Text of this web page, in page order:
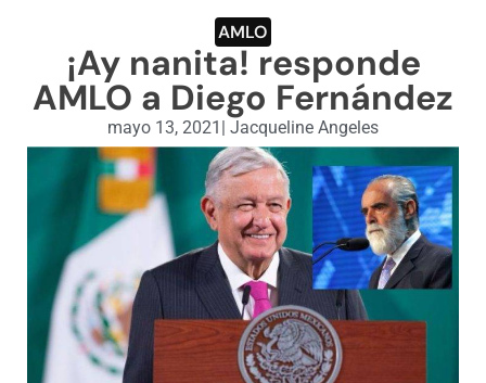
ENGLISH SECTION
VIDEOS
AMLO
¡Ay nanita! responde
AMLO a Diego Fernández
mayo 13, 2021 | Jacqueline Angeles